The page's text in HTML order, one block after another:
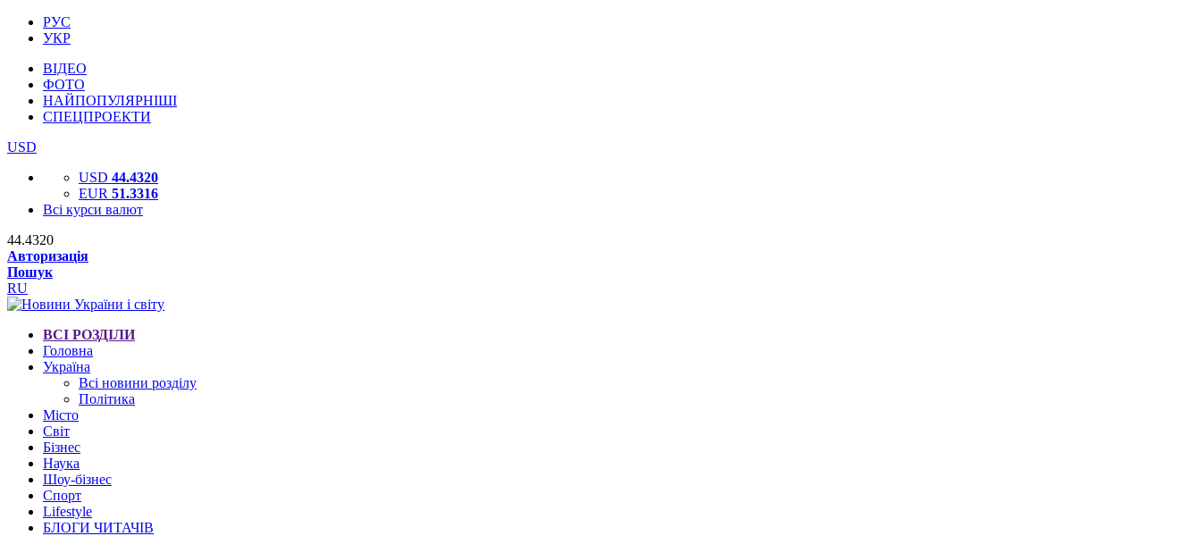
РУС
УКР
ВІДЕО
ФОТО
НАЙПОПУЛЯРНІШІ
СПЕЦПРОЕКТИ
USD
USD 44.4320
EUR 51.3316
Всі курси валют
44.4320
Авторизація
Пошук
RU
ВСІ РОЗДІЛИ
Головна
Україна
Всі новини розділу
Політика
Місто
Світ
Бізнес
Наука
Шоу-бізнес
Спорт
Lifestyle
БЛОГИ ЧИТАЧІВ